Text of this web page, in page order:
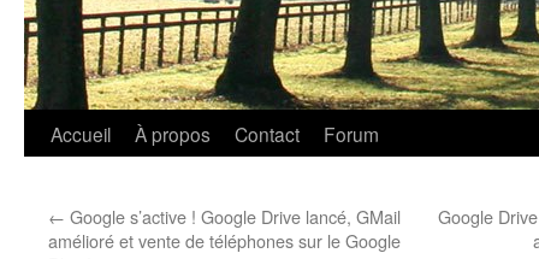
Accueil À propos Contact Forum
← Google s’active ! Google Drive lancé, GMail
amélioré et vente de téléphones sur le Google
Google